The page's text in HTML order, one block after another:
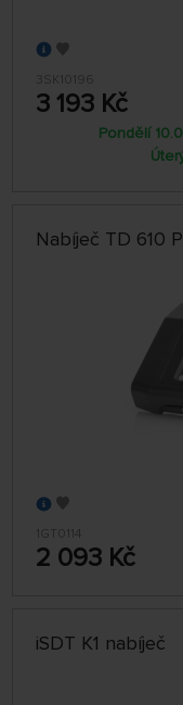
3SK10196
3 193 Kč
Pondělí
Nabíječ TD 610
1GT0114
2 093 Kč
iSDT K1 nabíječ